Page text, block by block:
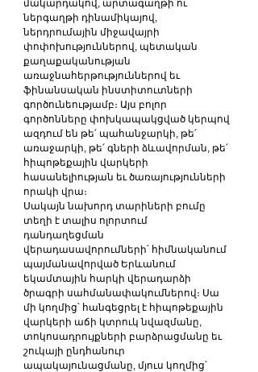
մակարդակով, արտագաղթի ու
ներգաղթի դինամիկայով,
ներդրումային միջավայրի
փոփոխություններով, պետական
քաղաքականության
առաջնահերթություններով եւ
ֆինանսական ինստիտուտների
գործունեությամբ։ Այս բոլոր
գործոնները փոխկապակցված կերպով
ազդում են թե՛ պահանջարկի, թե՛
առաջարկի, թե՛ գների ձևավորման, թե՛
հիպոթեքային վարկերի
հասանելիության եւ ծառայությունների
որակի վրա։
Սակայն նախորդ տարիների բումը
տեղի է տալիս ոլորտում
դանդաղեցման
վերադասավորումների՝ հիմնականում
պայմանավորված Երևանում
եկամտային հարկի վերադարձի
ծրագրի սահմանափակումներով։ Սա
մի կողմից՝ հանգեցրել է հիպոթեքային
վարկերի աճի կտրուկ նվազմանը,
տոկոսադրույքների բարձրացմանը եւ
շուկայի ընդհանուր
ապակայունացմանը, մյուս կողմից՝